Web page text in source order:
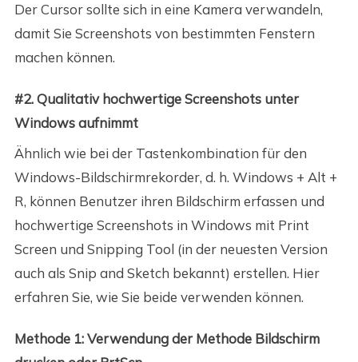
Der Cursor sollte sich in eine Kamera verwandeln,
damit Sie Screenshots von bestimmten Fenstern
machen können.
#2. Qualitativ hochwertige Screenshots unter
Windows aufnimmt
Ähnlich wie bei der Tastenkombination für den
Windows-Bildschirmrekorder, d. h. Windows + Alt +
R, können Benutzer ihren Bildschirm erfassen und
hochwertige Screenshots in Windows mit Print
Screen und Snipping Tool (in der neuesten Version
auch als Snip and Sketch bekannt) erstellen. Hier
erfahren Sie, wie Sie beide verwenden können.
Methode 1: Verwendung der Methode Bildschirm